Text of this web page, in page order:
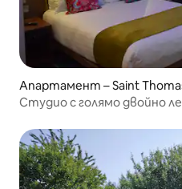
Апартамент – Saint
Студио с голямо двойно